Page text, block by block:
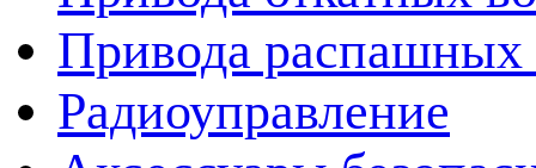
Привода распашных
Радиоуправление